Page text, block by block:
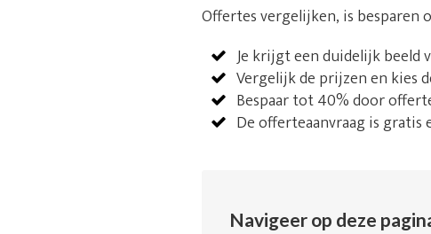
Offertes vergelijken, is besparen
Je krijgt een duidelijk beeld
Vergelijk de prijzen en kies
Bespaar tot 40% door
De offerteaanvraag is gratis
Navigeer op deze